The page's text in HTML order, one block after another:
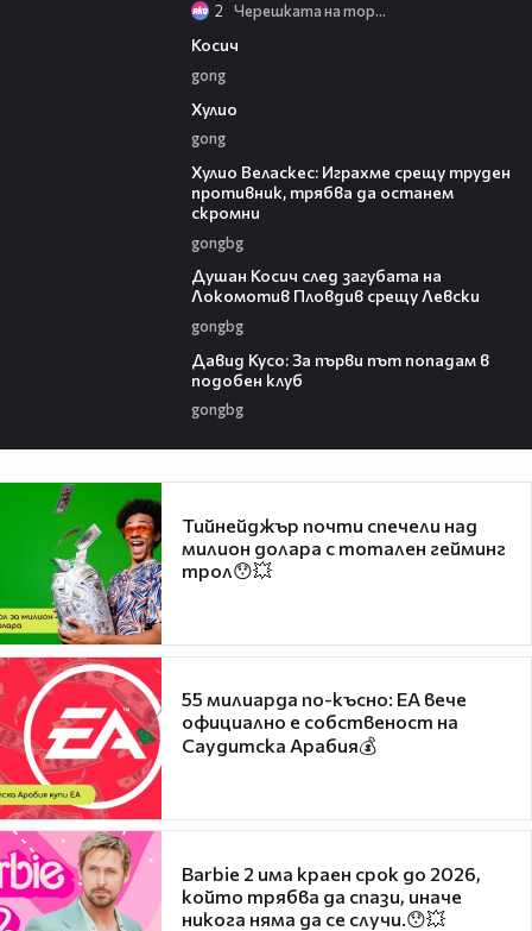
2 Черешката на тортата
Косич
gong
Хулио
gong
Хулио Веласкес: Играхме срещу труден
противник, трябва да останем
скромни
gongbg
Душан Косич след загубата на
Локомотив Пловдив срещу Левски
gongbg
Давид Кусо: За първи път попадам в
подобен клуб
gongbg
Тийнейджър почти спечели над
милион долара с тотален гейминг
трол😯💥
55 милиарда по-късно: EA вече
официално е собственост на
Саудитска Арабия💰
Barbie 2 има краен срок до 2026,
който трябва да спази, иначе
никога няма да се случи.😯💥